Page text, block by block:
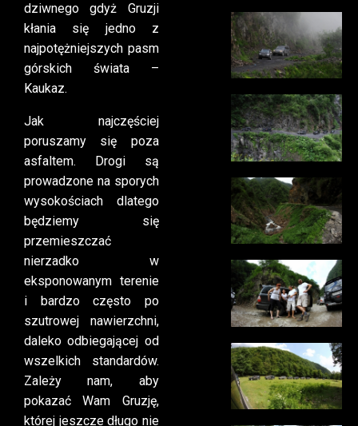
dziwnego gdyż Gruzji
kłania się jedno z
najpotężniejszych pasm
górskich świata –
Kaukaz.
Jak najczęściej
poruszamy się poza
asfaltem. Drogi są
prowadzone na sporych
wysokościach dlatego
będziemy się
przemieszczać
nierzadko w
eksponowanym terenie
i bardzo często po
szutrowej nawierzchni,
daleko odbiegającej od
wszelkich standardów.
Zależy nam, aby
pokazać Wam Gruzję,
której jeszcze długo nie